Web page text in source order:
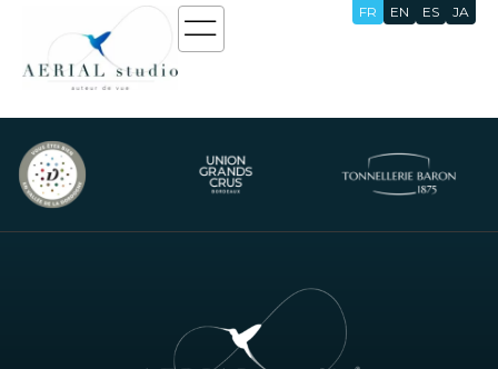
FR EN ES JA
Multilinguisme